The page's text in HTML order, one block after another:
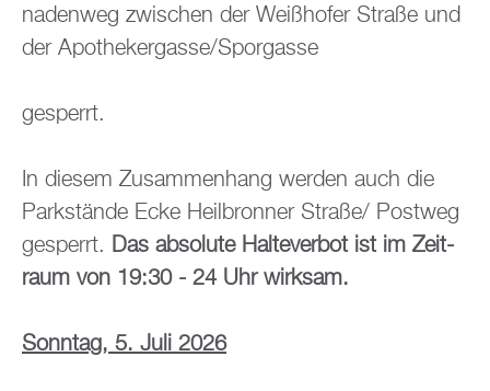
na­den­weg zwi­schen der Wei­ßho­fer Stra­ße und
der Apo­the­ker­gas­se/Spor­gas­se
ge­sperrt.
In die­sem Zu­sam­men­hang wer­den auch die
Park­stän­de Ecke Heil­bron­ner Stra­ße/ Post­weg
ge­sperrt. Das ab­so­lu­te Hal­te­ver­bot ist im Zeit­
raum von 19:30 - 24 Uhr wirk­sam.
Sonn­tag, 5. Juli 2026